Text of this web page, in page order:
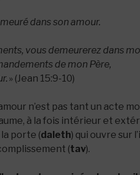
dans son amour.
vous demeurerez dans
de mon Père,
» (Jean 15:9-10)
n’est pas tant un acte
à la fois intérieur et
la porte (daleth) qui ouvre sur
(tav).